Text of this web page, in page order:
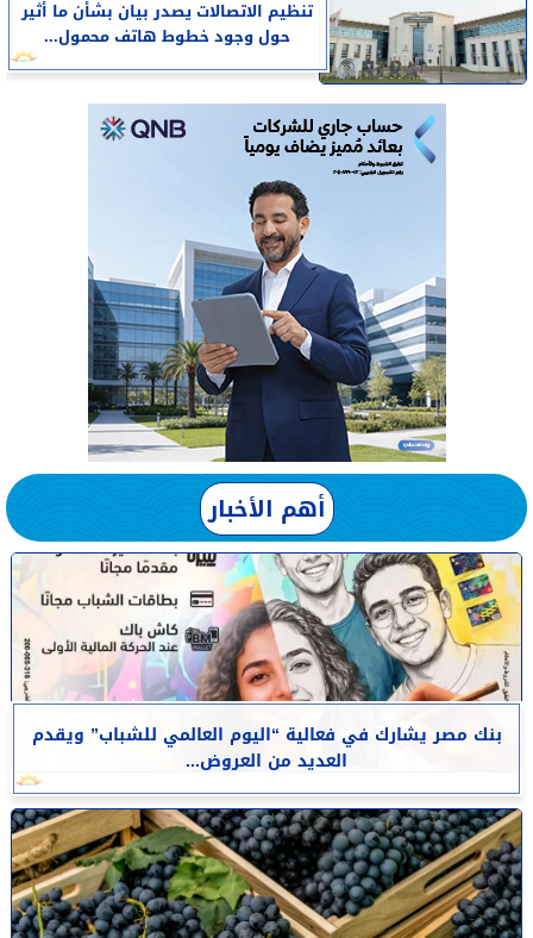
تنظيم الاتصالات يصدر بيان بشأن ما أثير
حول وجود خطوط هاتف محمول...
أهم الأخبار
بنك مصر يشارك في فعالية “اليوم العالمي للشباب” ويقدم
العديد من العروض...